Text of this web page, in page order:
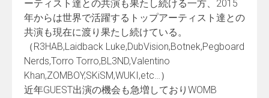
ーティスト達との共演も果たし続ける一方、 2015
年からは世界で活躍するトップアーティスト達との
共演も現在に渡り果たし続けている。
（R3HAB,Laidback Luke,DubVision,Botnek,Pegboard
Nerds,Torro Torro,BL3ND,Valentino
Khan,ZOMBOY,SKiSM,WUKI,etc…）
近年GUEST出演の機会も急増しておりWOMB